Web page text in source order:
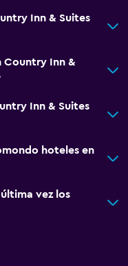
Inn & Suites
Country Inn &
Inn & Suites
hoteles en
vez los